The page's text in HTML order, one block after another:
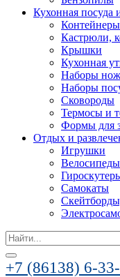
Кухонная посуда
Кастрюли,
Крышки
Кухонная
Наборы
Наборы
Сковороды
Термосы и
Формы для
Отдых и
Игрушки
Велосипеды
Самокаты
Search
for:
+7 (86138) 6-